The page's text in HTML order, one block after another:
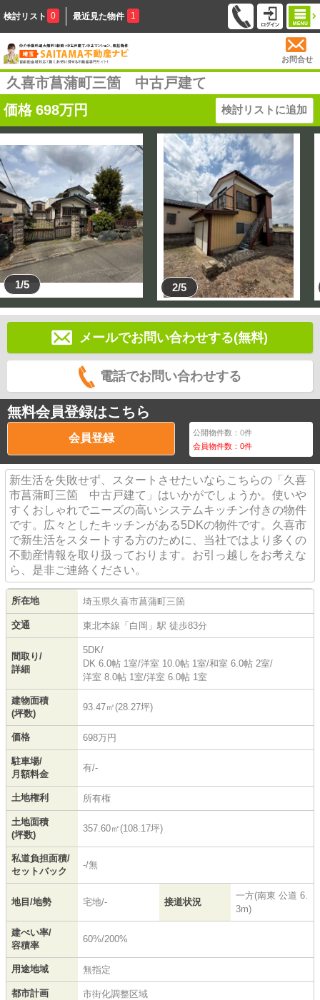
検討リスト 0 最近見た物件 1
お問合せ
久喜市菖蒲町三箇 中古戸建て
価格 698万円 検討リストに追加
1/5 2/5
メールでお問い合わせする(無料)
電話でお問い合わせする
無料会員登録はこちら
会員登録 公開物件数：0件
会員物件数：0件
新生活を失敗せず、スタートさせたいならこちらの「久喜
市菖蒲町三箇 中古戸建て」はいかがでしょうか。使いや
すくおしゃれでニーズの高いシステムキッチン付きの物件
です。広々としたキッチンがある5DKの物件です。久喜市
で新生活をスタートする方のために、当社ではより多くの
不動産情報を取り扱っております。お引っ越しをお考えな
ら、是非ご連絡ください。
所在地 埼玉県久喜市菖蒲町三箇
交通 東北本線 「 白岡 」駅 徒歩83分
間取り/
詳細
5DK/
DK 6.0帖 1室/洋室 10.0帖 1室/和室 6.0帖 2室/
洋室 8.0帖 1室/洋室 6.0帖 1室
建物面積
(坪数)
93.47㎡(28.27坪)
価格 698万円
駐車場/
月額料金
有/-
土地権利 所有権
土地面積
(坪数)
357.60㎡(108.17坪)
私道負担面積/
セットバック
-/無
地目/地勢 宅地/- 接道状況
一方(南東 公道 6.
3m)
建ぺい率/
容積率
60%/200%
用途地域 無指定
都市計画 市街化調整区域